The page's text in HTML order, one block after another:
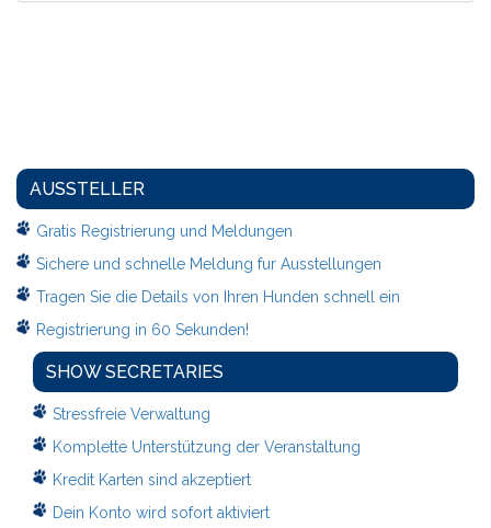
AUSSTELLER
Gratis Registrierung und Meldungen
Sichere und schnelle Meldung fur Ausstellungen
Tragen Sie die Details von Ihren Hunden schnell ein
Registrierung in 60 Sekunden!
SHOW SECRETARIES
Stressfreie Verwaltung
Komplette Unterstützung der Veranstaltung
Kredit Karten sind akzeptiert
Dein Konto wird sofort aktiviert